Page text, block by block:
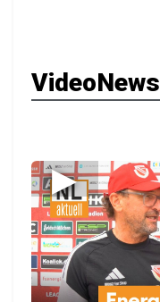
VideoNews
▶